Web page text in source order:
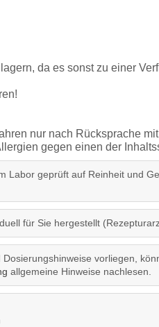
da es sonst zu einer
nur nach Rücksprache mit
gegen einen der
Labor geprüft auf Reinheit und
für Sie hergestellt
vorliegen,
allgemeine Hinweise nachlesen.